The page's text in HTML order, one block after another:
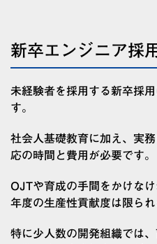
新卒エンジニア採
未経験者を採用する新卒採
す。
社会人基礎教育に加え、実
応の時間と費用が必要です。
OJTや育成の手間をかけな
年度の生産性貢献度は限られ
特に少人数の開発組織では